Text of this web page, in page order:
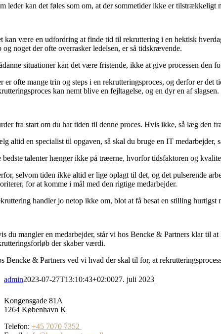
leder kan det føles som om, at der sommetider ikke er
kan være en udfordring at finde tid til rekruttering i en hektisk
og noget der ofte overrasker ledelsen, er så tidskrævende.
situationer kan det være fristende, ikke at give processen
er ofte mange trin og steps i en rekrutteringsproces, og derfor er
kan nemt blive en fejltagelse, og en dyr en af slagsen.
fra start om du har tiden til denne proces. Hvis ikke, så læg den
altid en specialist til opgaven, så skal du bruge en IT medarbejder,
bedste talenter hænger ikke på træerne, hvorfor tidsfaktoren og
selvom tiden ikke altid er lige oplagt til det, og det pulserende
for at komme i mål med den rigtige medarbejder.
handler jo netop ikke om, blot at få besat en stilling
du mangler en medarbejder, står vi hos Bencke & Partners klar til
der skaber værdi.
Bencke & Partners ved vi hvad der skal til for, at
admin2023-07-27T13:10:43+02:0027. juli 2023|
Kongensgade 81A
1264 København K
Telefon: +45 7070 7352